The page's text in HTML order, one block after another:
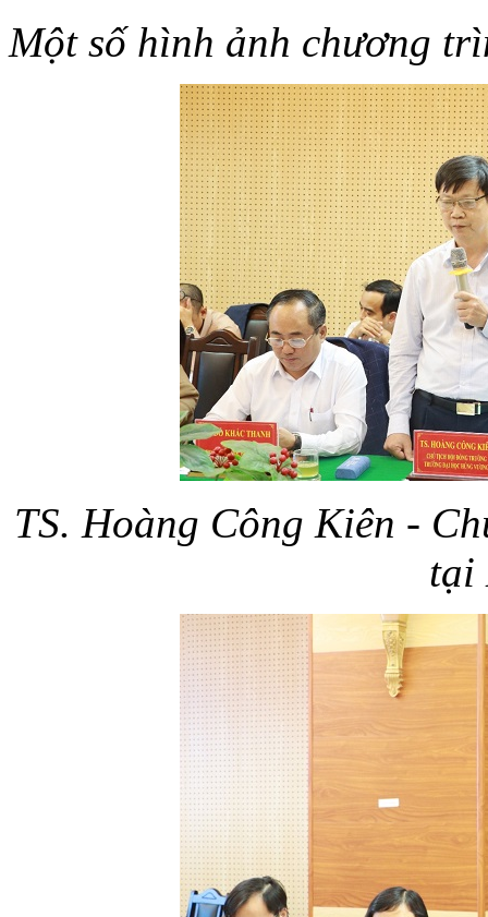
Một số hình ảnh chương
TS. Hoàng Công Kiên -
tại